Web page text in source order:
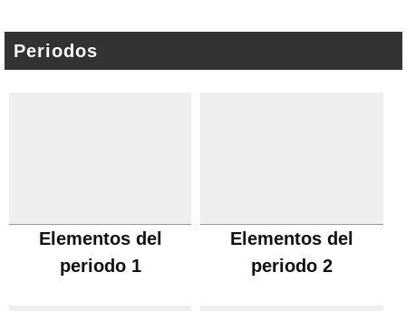
Periodos
Elementos del
periodo 1
Elementos del
periodo 2